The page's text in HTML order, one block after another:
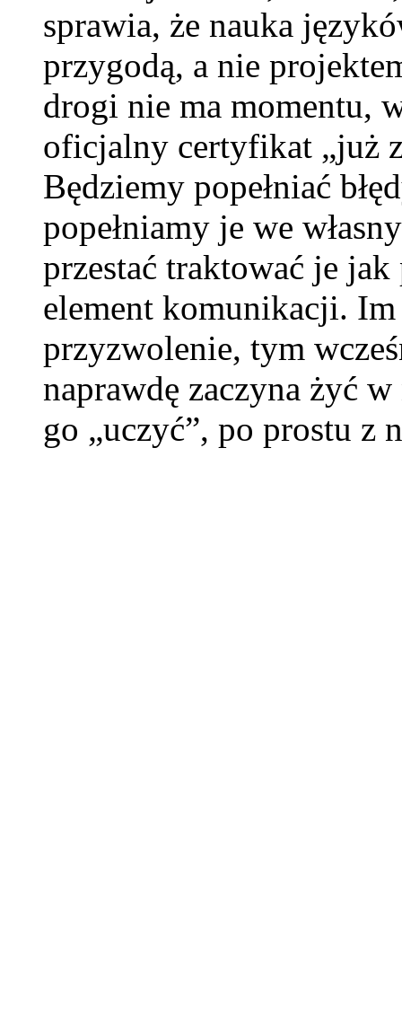
sprawia, że nauka
przygodą, a nie
drogi nie ma momentu,
oficjalny certyfikat „już
Będziemy popełniać
popełniamy je we
przestać traktować je
element komunikacji.
przyzwolenie, tym
naprawdę zaczyna żyć
go „uczyć”, po prostu z